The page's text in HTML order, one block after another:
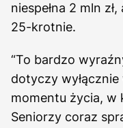
niespełna 2 mln
25-krotnie.
“To bardzo
dotyczy wyłącznie
momentu życia, w
Seniorzy coraz